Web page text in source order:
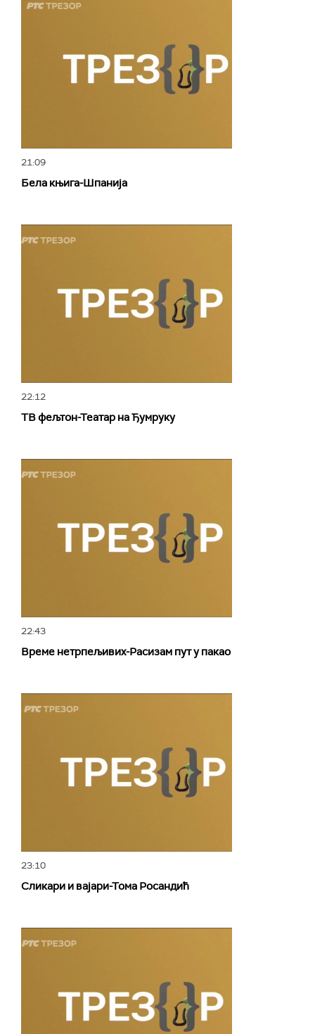
21:09
Бела књига-Шпанија
22:12
ТВ фељтон-Театар на Ђумруку
22:43
Време нетрпељивих-Расизам пут у пакао
23:10
Сликари и вајари-Тома Росандић